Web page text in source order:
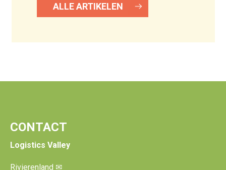
ALLE ARTIKELEN
CONTACT
Logistics Valley
Rivierenland ✉